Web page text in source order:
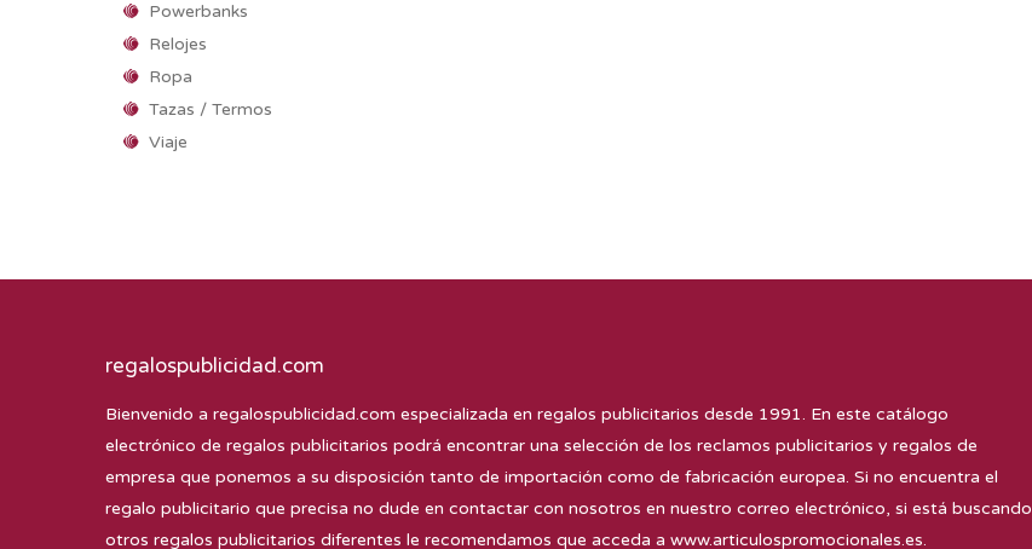
Powerbanks
Relojes
Ropa
Tazas / Termos
Viaje
regalospublicidad.com
Bienvenido a regalospublicidad.com especializada en regalos publicitarios desde 1991. En este catálogo
electrónico de regalos publicitarios podrá encontrar una selección de los reclamos publicitarios y regalos de
empresa que ponemos a su disposición tanto de importación como de fabricación europea. Si no encuentra el
regalo publicitario que precisa no dude en contactar con nosotros en nuestro correo electrónico, si está buscando
otros regalos publicitarios diferentes le recomendamos que acceda a www.articulospromocionales.es.